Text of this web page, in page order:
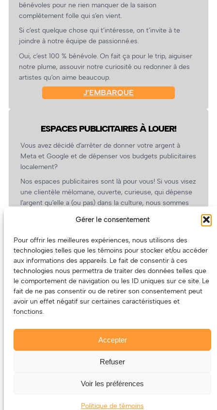
Gérer le consentement
Pour offrir les meilleures expériences, nous utilisons des
technologies telles que les témoins pour stocker et/ou accéder
aux informations des appareils. Le fait de consentir à ces
technologies nous permettra de traiter des données telles que
le comportement de navigation ou les ID uniques sur ce site. Le
fait de ne pas consentir ou de retirer son consentement peut
avoir un effet négatif sur certaines caractéristiques et
fonctions.
Accepter
Refuser
Voir les préférences
Politique de témoins
bénévoles pour ne rien manquer de la saison
complètement folle qui s’en vient.
Si c’est quelque chose qui t’intéresse, on t’invite à te
joindre à notre équipe de passionné.es.
Oui, c’est 100 % bénévole. On fait ça pour le trip, aiguiser
notre plume, assouvir notre curiosité ou redonner à des
artistes qu’on aime beaucoup.
J’EMBARQUE
ESPACES PUBLICITAIRES À LOUER!
Vous avez décidé d’arrêter de donner votre argent à
Meta et Google et de dépenser vos budgets publicitaires
localement?
Nos espaces publicitaires sont là pour vous! Si vous visez
une clientèle mélomane, ouverte, curieuse, qui dépense
l’argent qu’elle a (ou pas) dans la culture, nous sommes
revient.
(Oui, on va avoir des tarifs spéciaux pour vous, les
artistes!)
Le contenu (texte et photos) appartient à ses créatrices et